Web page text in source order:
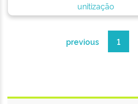
unitização
previous 1